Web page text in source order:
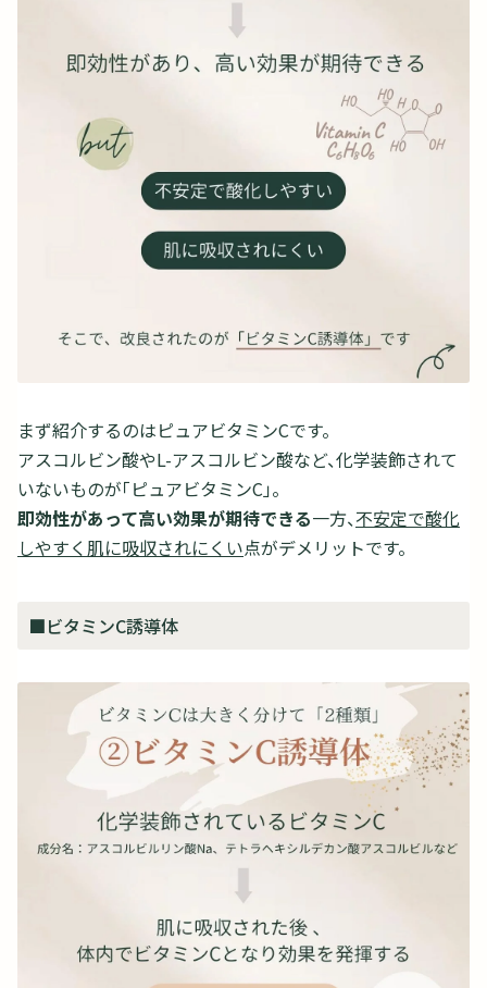
まず紹介するのはピュアビタミンCです。
アスコルビン酸やL-アスコルビン酸など、化学装飾されて
いないものが「ピュアビタミンC」。
即効性があって高い効果が期待できる一方、不安定で酸化
しやすく肌に吸収されにくい点がデメリットです。
■ビタミンC誘導体